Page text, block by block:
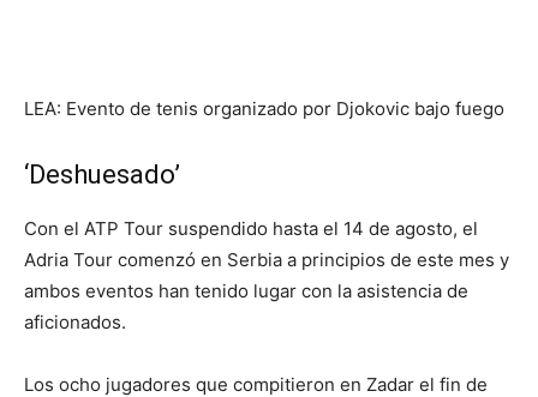
LEA: Evento de tenis organizado por Djokovic bajo fuego
‘Deshuesado’
Con el ATP Tour suspendido hasta el 14 de agosto, el
Adria Tour comenzó en Serbia a principios de este mes y
ambos eventos han tenido lugar con la asistencia de
aficionados.
Los ocho jugadores que compitieron en Zadar el fin de